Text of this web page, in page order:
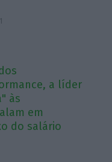
1
a líder
às
em
do salário